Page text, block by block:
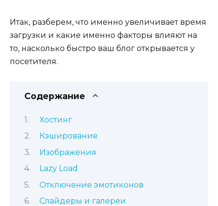
Итак, разберем, что именно увеличивает время
загрузки и какие именно факторы влияют на
то, насколько быстро ваш блог открывается у
посетителя.
Содержание
Хостинг
Кэширование
Изображения
Lazy Load
Отключение эмотиконов
Слайдеры и галереи